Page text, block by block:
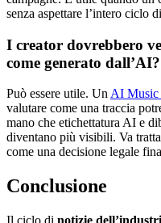
senza aspettare l’intero ciclo
I creator dovrebbero
come generato dall’AI?
Può essere utile. UnAI Music
valutare come una traccia
mano che etichettatura AI e
diventano più visibili. Va
come una decisione legale
Conclusione